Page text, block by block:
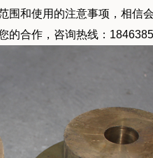
围和使用的注意事项，相信
的合作，咨询热线：